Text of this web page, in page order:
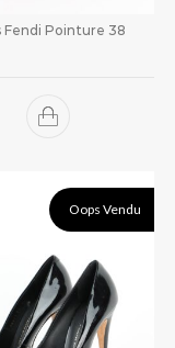
Fendi Pointure 38
Oops Vendu